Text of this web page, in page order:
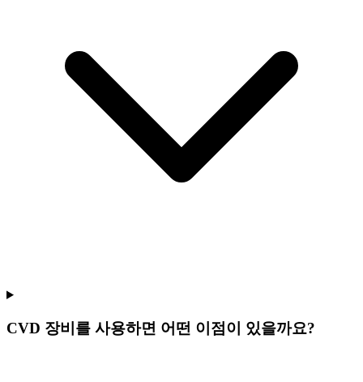
CVD 장비를 사용하면 어떤 이점이 있을까요?